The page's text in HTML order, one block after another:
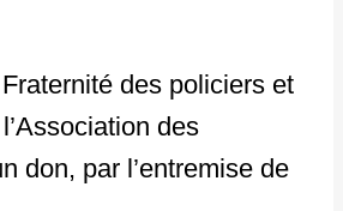
des policiers et
des
don, par l’entremise de